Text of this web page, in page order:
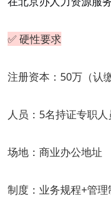
✅ 硬性要求
注册资本 ：50万（认
人员 ：5名持证专职人
场地 ：商业办公地址
制度 ：业务规程+管